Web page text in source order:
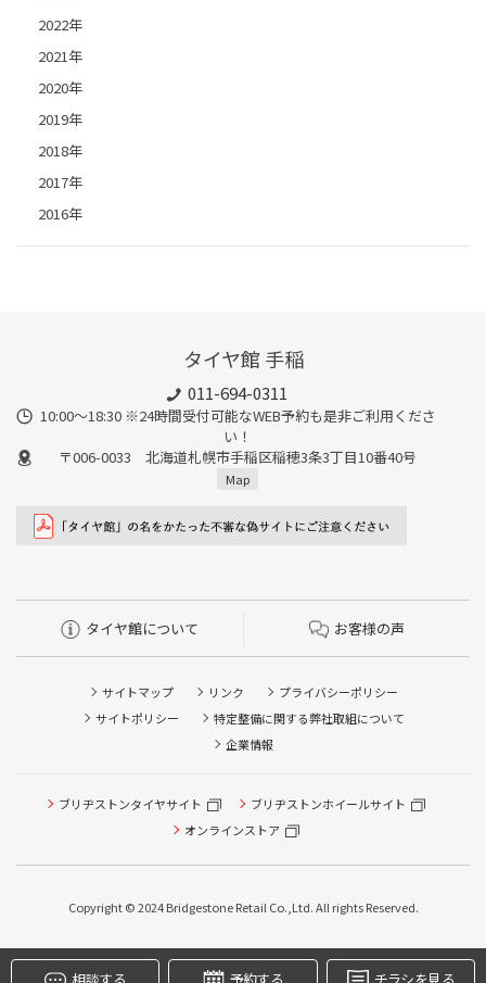
2022年
2021年
2020年
2019年
2018年
2017年
2016年
タイヤ館 手稲
011-694-0311
10:00～18:30 ※24時間受付可能なWEB予約も是非ご利用くださ
い！
〒006-0033 北海道札幌市手稲区稲穂3条3丁目10番40号
Map
タイヤ館について お客様の声
サイトマップ リンク
プライバシーポリシー
サイトポリシー
特定整備に関する弊社取組について
企業情報
ブリヂストンタイヤサイト
ブリヂストンホイールサイト
オンラインストア
Copyright © 2024 Bridgestone Retail Co.,Ltd. All rights Reserved.
タイヤ点検・安全点検/タイヤ履き替え/オイル交換/その他
ピット作業の予約
本日のタイヤ履き替え順番待ち予約 ※クローク契約会員の